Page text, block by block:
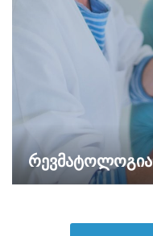
რევმატოლოგია